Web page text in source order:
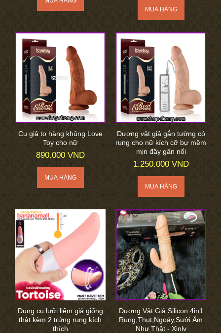
Cu giả to hàng khủng Love
Toy cho nữ
890.000 VND
Dương vật giả gắn tường có
rung cho nữ kích cỡ bự mềm
mịn đầy gân nổi
1.250.000 VND
Dụng cụ lưỡi liếm giả giống
thật kèm 2 trứng rung kích
thích
Dương Vật Giả Silicon 4in1
Rung,Thụt,Ngoáy,Sưởi Ấm
Như Thật - Xinlv